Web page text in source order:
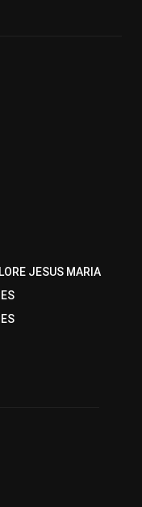
JESUS MARIA